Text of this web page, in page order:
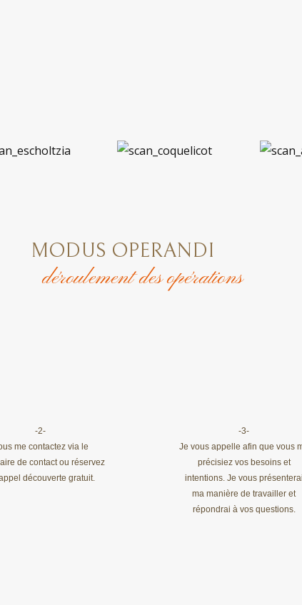
MODUS OPERANDI
déroulement des opérations
-2-
me contactez via le
de contact ou réservez
découverte gratuit.
-3-
Je vous appelle afin que vous
précisiez vos besoins et
intentions. Je vous présenterai
ma manière de travailler et
répondrai à vos questions.